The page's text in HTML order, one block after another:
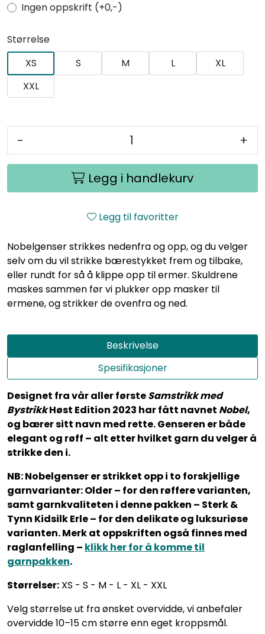
Ingen oppskrift (+0,-)
Størrelse
XS
S M L
XL
XXL
- +
Legg i handlekurv
Legg til favoritter
Nobelgenser strikkes nedenfra og opp, og du velger
selv om du vil strikke bærestykket frem og tilbake,
eller rundt for så å klippe opp til ermer. Skuldrene
maskes sammen før vi plukker opp masker til
ermene, og strikker de ovenfra og ned.
Beskrivelse
Spesifikasjoner
Designet fra vår aller førsteSamstrikk med
BystrikkHøst Edition 2023 har fått navnet Nobel,
og bærer sitt navn med rette. Genseren er både
elegant og røff – alt etter hvilket garn du velger å
strikke den i.
NB: Nobelgenser er strikket opp i to forskjellige
garnvarianter: Older – for den røffere varianten,
samt garnkvaliteten i denne pakken – Sterk &
Tynn Kidsilk Erle – for den delikate og luksuriøse
varianten. Merk at oppskriften også finnes med
raglanfelling – klikk her for å komme til
garnpakken.
Størrelser: XS - S - M - L - XL - XXL
Velg størrelse ut fra ønsket overvidde, vi anbefaler
overvidde 10–15 cm større enn eget kroppsmål.